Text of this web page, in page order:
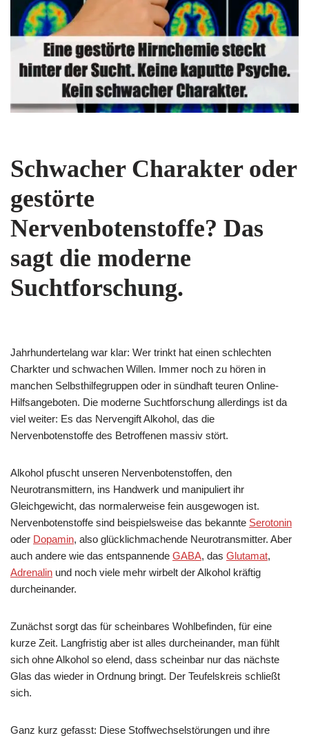
Schwacher Charakter oder
gestörte
Nervenbotenstoffe? Das
sagt die moderne
Suchtforschung.
Jahrhundertelang war klar: Wer trinkt hat einen schlechten
Charkter und schwachen Willen. Immer noch zu hören in
manchen Selbsthilfegruppen oder in sündhaft teuren Online-
Hilfsangeboten. Die moderne Suchtforschung allerdings ist da
viel weiter: Es das Nervengift Alkohol, das die
Nervenbotenstoffe des Betroffenen massiv stört.
Alkohol pfuscht unseren Nervenbotenstoffen, den
Neurotransmittern, ins Handwerk und manipuliert ihr
Gleichgewicht, das normalerweise fein ausgewogen ist.
Nervenbotenstoffe sind beispielsweise das bekannte Serotonin
oder Dopamin, also glücklichmachende Neurotransmitter. Aber
auch andere wie das entspannende GABA, das Glutamat,
Adrenalin und noch viele mehr wirbelt der Alkohol kräftig
durcheinander.
Zunächst sorgt das für scheinbares Wohlbefinden, für eine
kurze Zeit. Langfristig aber ist alles durcheinander, man fühlt
sich ohne Alkohol so elend, dass scheinbar nur das nächste
Glas das wieder in Ordnung bringt. Der Teufelskreis schließt
sich.
Ganz kurz gefasst: Diese Stoffwechselstörungen und ihre